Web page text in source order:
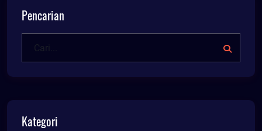
Pencarian
Kategori